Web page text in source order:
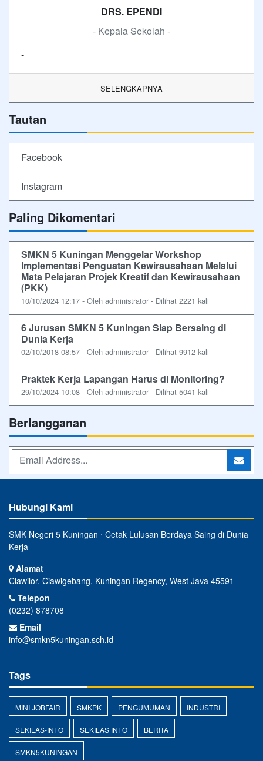
DRS. EPENDI
- Kepala Sekolah -
-
SELENGKAPNYA
Tautan
Facebook
Instagram
Paling Dikomentari
SMKN 5 Kuningan Menggelar Workshop
Implementasi Penguatan Kewirausahaan Melalui
Mata Pelajaran Projek Kreatif dan Kewirausahaan
(PKK)
10/10/2024 12:17 - Oleh administrator - Dilihat 2221 kali
6 Jurusan SMKN 5 Kuningan Siap Bersaing di
Dunia Kerja
02/10/2018 08:57 - Oleh administrator - Dilihat 9912 kali
Praktek Kerja Lapangan Harus di Monitoring?
29/10/2024 10:08 - Oleh administrator - Dilihat 5041 kali
Berlangganan
Hubungi Kami
SMK Negeri 5 Kuningan ⋅ Cetak Lulusan Berdaya Saing di Dunia
Kerja
Alamat
Ciawilor, Ciawigebang, Kuningan Regency, West Java 45591
Telepon
(0232) 878708
Email
info@smkn5kuningan.sch.id
Tags
MINI JOBFAIR SMKPK PENGUMUMAN INDUSTRI
SEKILAS-INFO SEKILAS INFO BERITA
SMKN5KUNINGAN